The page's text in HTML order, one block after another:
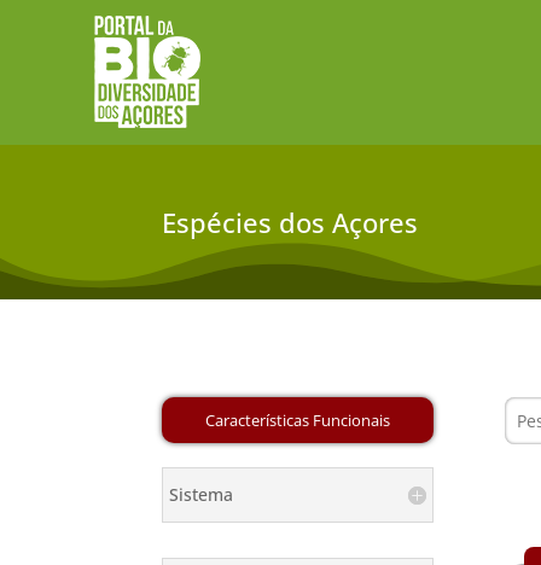
Espécies dos Açores
Sistema